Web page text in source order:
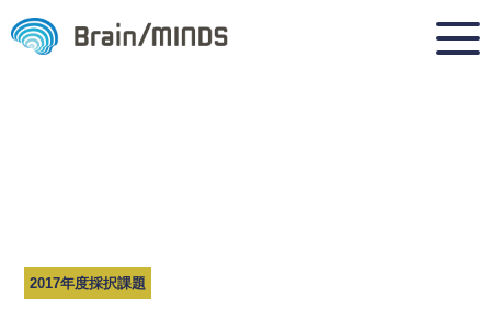
2017年度採択課題